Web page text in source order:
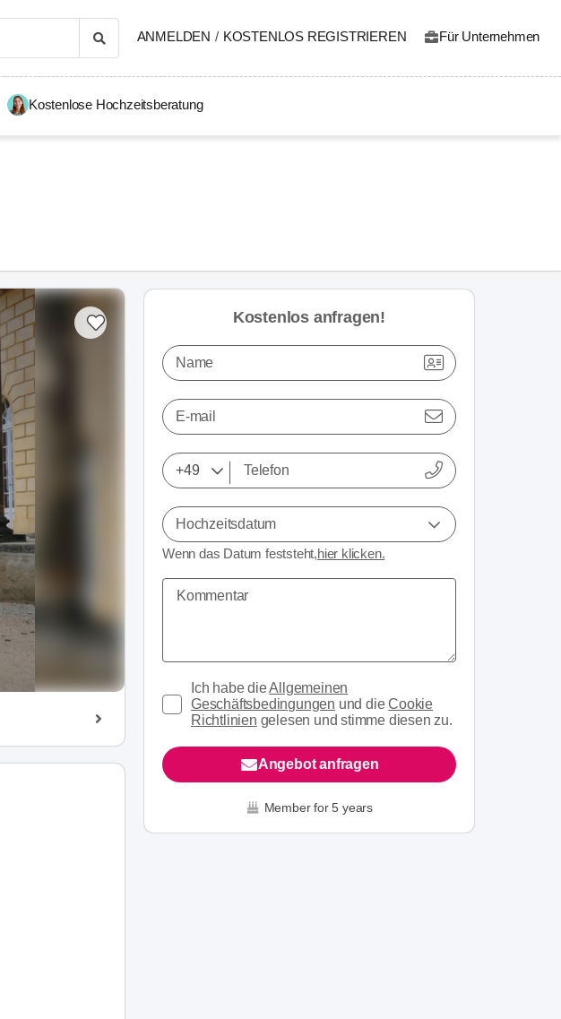
ANMELDEN / KOSTENLOS REGISTRIEREN Für Unternehmen
Kostenlose Hochzeitsberatung
Kostenlos anfragen!
Name
E-mail
Hochzeitsdatum
Wenn das Datum feststeht,hier klicken.
Ich habe dieAllgemeinen
Geschäftsbedingungen und dieCookie
Richtlinien gelesen und stimme diesen zu.
Angebot anfragen
Member for 5 years